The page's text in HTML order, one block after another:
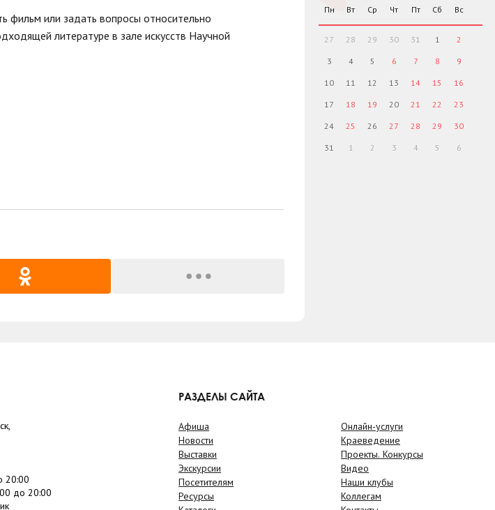
фильм или задать вопросы относительно
литературе в зале искусств Научной
Пн Вт Ср Чт Пт Сб Вс
27 28 29 30 31 1 2
3 4 5 6 7 8 9
10 11 12 13 14 15 16
17 18 19 20 21 22 23
24 25 26 27 28 29 30
31 1 2 3 4 5 6
20:00
до 20:00
РАЗДЕЛЫ САЙТА
Афиша
Новости
Выставки
Экскурсии
Посетителям
Ресурсы
Онлайн-услуги
Краеведение
Проекты. Конкурсы
Видео
Наши клубы
Коллегам